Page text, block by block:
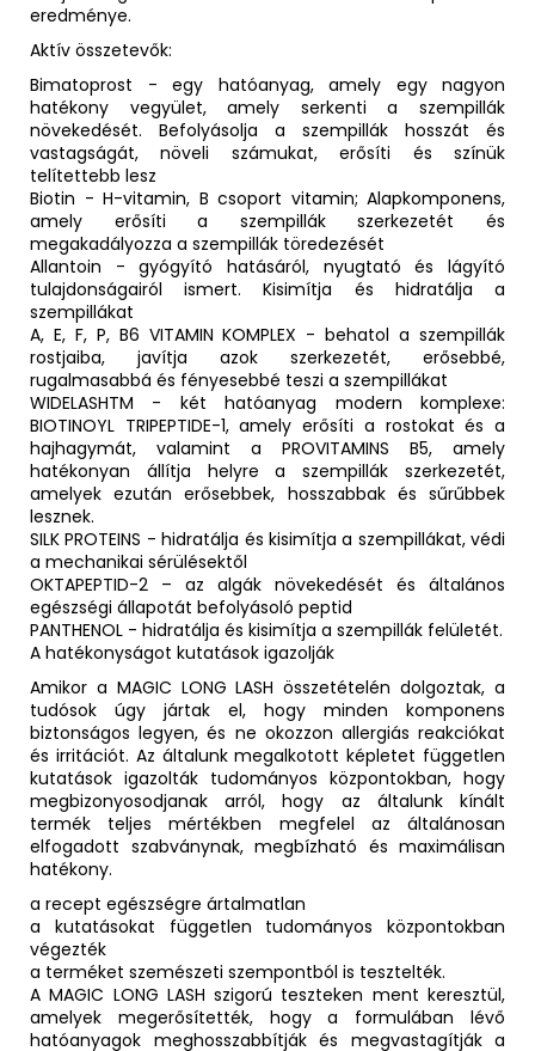
eredménye.
Aktív összetevők:
Bimatoprost - egy hatóanyag, amely egy nagyon
hatékony vegyület, amely serkenti a szempillák
növekedését. Befolyásolja a szempillák hosszát és
vastagságát, növeli számukat, erősíti és színük
telítettebb lesz
Biotin - H-vitamin, B csoport vitamin; Alapkomponens,
amely erősíti a szempillák szerkezetét és
megakadályozza a szempillák töredezését
Allantoin - gyógyító hatásáról, nyugtató és lágyító
tulajdonságairól ismert. Kisimítja és hidratálja a
szempillákat
A, E, F, P, B6 VITAMIN KOMPLEX - behatol a szempillák
rostjaiba, javítja azok szerkezetét, erősebbé,
rugalmasabbá és fényesebbé teszi a szempillákat
WIDELASHTM - két hatóanyag modern komplexe:
BIOTINOYL TRIPEPTIDE-1, amely erősíti a rostokat és a
hajhagymát, valamint a PROVITAMINS B5, amely
hatékonyan állítja helyre a szempillák szerkezetét,
amelyek ezután erősebbek, hosszabbak és sűrűbbek
lesznek.
SILK PROTEINS - hidratálja és kisimítja a szempillákat, védi
a mechanikai sérülésektől
OKTAPEPTID-2 – az algák növekedését és általános
egészségi állapotát befolyásoló peptid
PANTHENOL - hidratálja és kisimítja a szempillák felületét.
A hatékonyságot kutatások igazolják
Amikor a MAGIC LONG LASH összetételén dolgoztak, a
tudósok úgy jártak el, hogy minden komponens
biztonságos legyen, és ne okozzon allergiás reakciókat
és irritációt. Az általunk megalkotott képletet független
kutatások igazolták tudományos központokban, hogy
megbizonyosodjanak arról, hogy az általunk kínált
termék teljes mértékben megfelel az általánosan
elfogadott szabványnak, megbízható és maximálisan
hatékony.
a recept egészségre ártalmatlan
a kutatásokat független tudományos központokban
végezték
a terméket szemészeti szempontból is tesztelték.
A MAGIC LONG LASH szigorú teszteken ment keresztül,
amelyek megerősítették, hogy a formulában lévő
hatóanyagok meghosszabbítják és megvastagítják a